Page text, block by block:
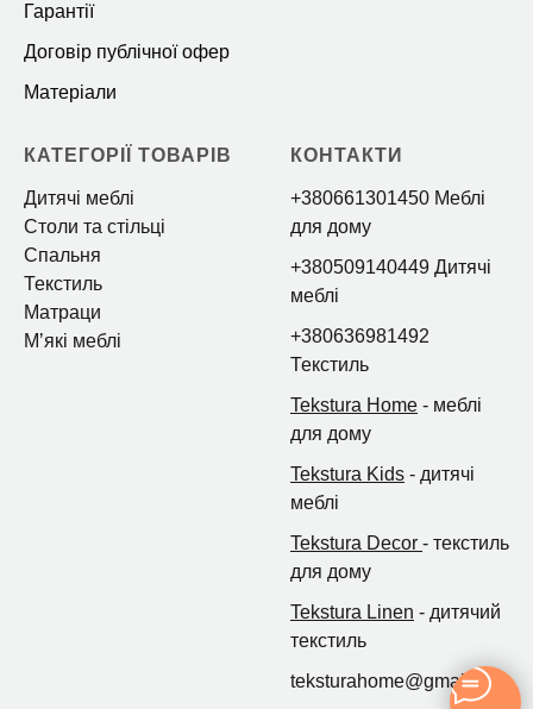
Гарантії
Договір публічної офер
Матеріали
КАТЕГОРІЇ ТОВАРІВ
Дитячі меблі
Столи та стільці
Спальня
Текстиль
Матраци
Мʼякі меблі
КОНТАКТИ
+380661301450 Меблі
для дому
+380509140449 Дитячі
меблі
+380636981492
Текстиль
Tekstura Home - меблі
для дому
Tekstura Kids - дитячі
меблі
Tekstura Decor - текстиль
для дому
Tekstura Linen - дитячий
текстиль
teksturahome@gmail.com